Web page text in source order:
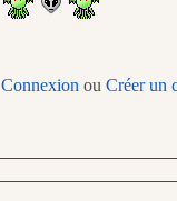
Connexion ou Créer un